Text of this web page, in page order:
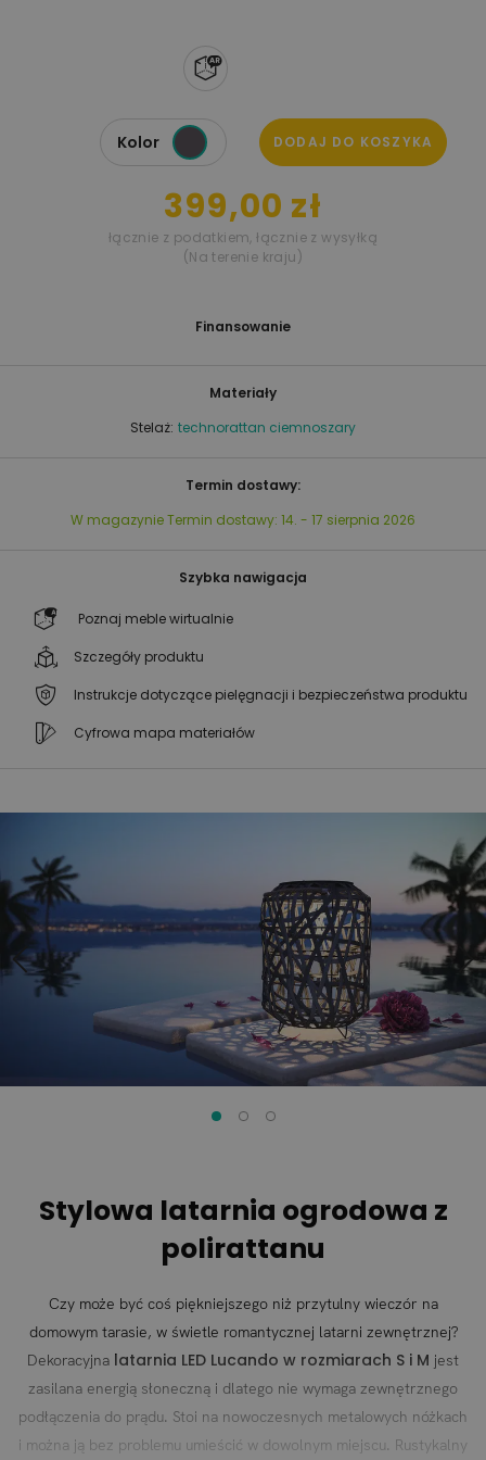
Kolor DODAJ DO KOSZYKA
399,00 zł
łącznie z podatkiem,łącznie z wysyłką
(Na terenie kraju)
Materiały
Stelaż: technorattan ciemnoszary
Termin dostawy:
W magazynieTermin dostawy: 14. - 17 sierpnia 2026
Szybka nawigacja
Poznaj meble wirtualnie
Szczegóły produktu
Instrukcje dotyczące pielęgnacji i bezpieczeństwa produktu
Cyfrowa mapa materiałów
Finansowanie
koniec
galerii
początek
galerii
Stylowa latarnia ogrodowa z
polirattanu
Czy może być coś piękniejszego niż przytulny wieczór na
domowym tarasie, w świetle romantycznej latarni zewnętrznej?
Dekoracyjna latarnia LED Lucando w rozmiarach S i M jest
zasilana energią słoneczną i dlatego nie wymaga zewnętrznego
podłączenia do prądu. Stoi na nowoczesnych metalowych nóżkach
i można ją bez problemu umieścić w dowolnym miejscu. Rustykalny